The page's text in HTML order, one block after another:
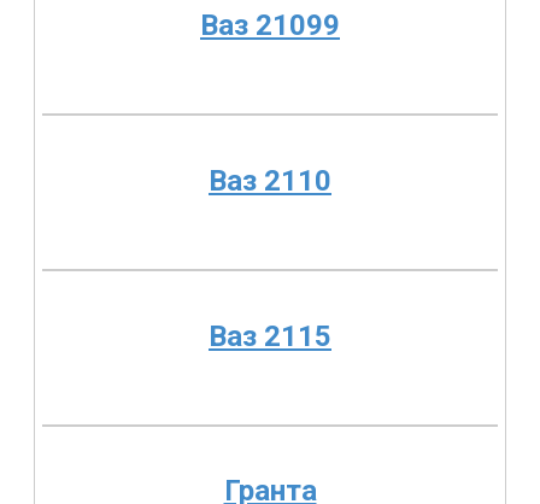
Ваз 21099
Ваз 2110
Ваз 2115
Гранта